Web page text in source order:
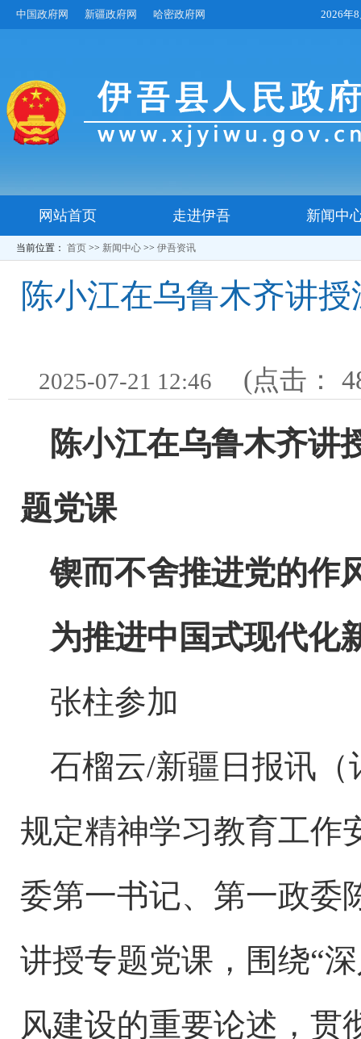
中国政府网 新疆政府网 哈密政府网 2026年
网站首页 走进伊吾 新闻中
当前位置： 首页 >> 新闻中心 >> 伊吾资讯
陈小江在乌鲁木齐讲
2025-07-21 12:46 (点击：
陈小江在乌鲁木齐讲
题党课
锲而不舍推进党的作
为推进中国式现代化
张柱参加
石榴云/新疆日报讯
规定精神学习教育工作
委第一书记、第一政委
讲授专题党课，围绕“
风建设的重要论述，贯